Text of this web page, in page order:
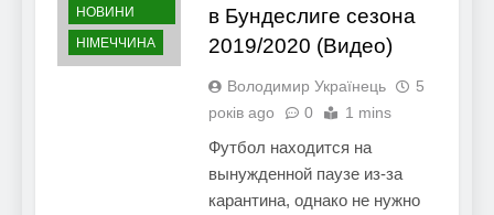
НОВИНИ
НІМЕЧЧИНА
в Бундеслиге сезона
2019/2020 (Видео)
Володимир Українець
5
років ago
0 1 mins
Футбол находится на
вынужденной паузе из-за
карантина, однако не нужно